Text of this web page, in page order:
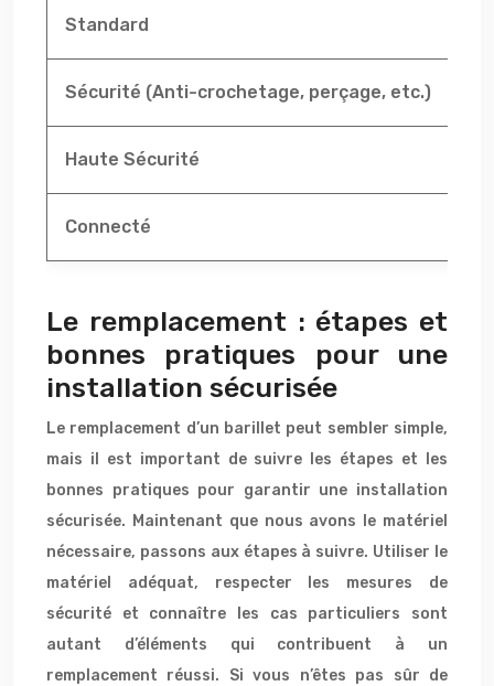
Standard
Sécurité (Anti-crochetage, perçage, etc.)
Haute Sécurité
Connecté
Le remplacement : étapes et
bonnes pratiques pour une
installation sécurisée
Le remplacement d’un barillet peut sembler simple,
mais il est important de suivre les étapes et les
bonnes pratiques pour garantir une installation
sécurisée. Maintenant que nous avons le matériel
nécessaire, passons aux étapes à suivre. Utiliser le
matériel adéquat, respecter les mesures de
sécurité et connaître les cas particuliers sont
autant d’éléments qui contribuent à un
remplacement réussi. Si vous n’êtes pas sûr de